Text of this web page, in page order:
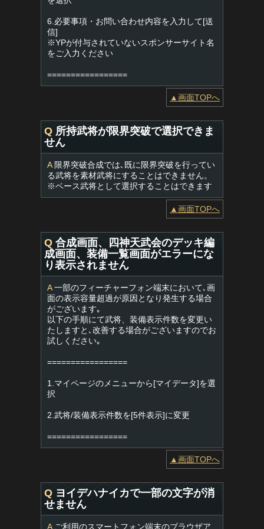
6.必要事項・お問い合わせ内容を入力して[送
信]
※YPが付与されていないスポンサーサイト名
をご入力ください
=================
▲画面TOPへ
Q 所持武将が限界突破で選択できま
せん
A限界突破合成では､既に限界突破を行ってい
る武将を素材武将にすることはできません。
※ベース武将として選択することはできます
▲画面TOPへ
Q 合成画面、四神天武会のデッキ編
成画面、装備一覧画面がエラーにな
り表示されません
A一部のフィーチャーフォン端末において､画
面の表示容量超過が原因となり発生する場合
がございます｡
以下の手順にて武将、装備表示件数を変更い
たしますと､改善する場合がございますのでお
試しください｡
=================
1.マイページのメニューから[マイデータ]を選
択
2.武将/装備表示件数を[5件表示]に変更
=================
▲画面TOPへ
Q ヨイデハナイカで一部の文字が消
せません
Aご利用のスマートフォン端末のブラウザア